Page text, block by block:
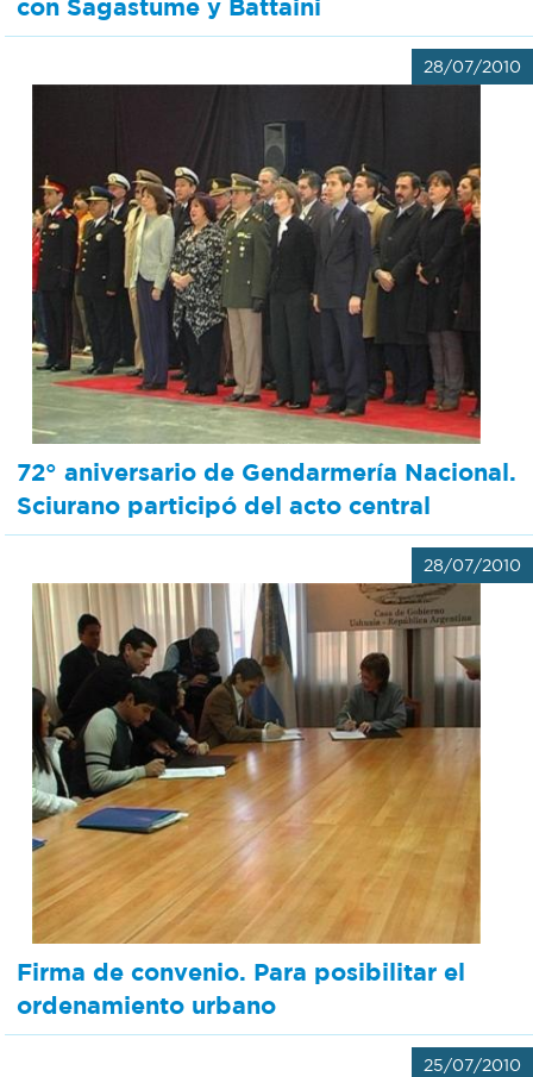
con Sagastume y Battaini
28/07/2010
72° aniversario de Gendarmería Nacional.
Sciurano participó del acto central
28/07/2010
Firma de convenio. Para posibilitar el
ordenamiento urbano
25/07/2010